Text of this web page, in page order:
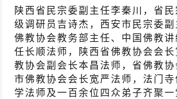
陕西省民宗委副主任李秦川，省
级调研员吉诗杰，西安市民宗委
佛教协会教务部主任、中国佛教
任长顺法师，陕西省佛教协会会
教协会副会长本昌法师，省佛教
市佛教协会会长宽严法师，法门
学法师及一百余位四众弟子齐聚一